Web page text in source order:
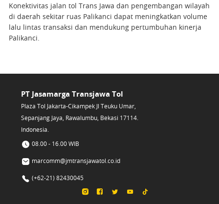
Konektivitas jalan tol Trans Jawa dan pengembangan wilayah
di daerah sekitar ruas Palikanci dapat meningkatkan volume
lalu lintas transaksi dan mendukung pertumbuhan kinerja
Palikanci.
PT Jasamarga Transjawa Tol
Plaza Tol Jakarta-Cikampek Jl Teuku Umar,
Sepanjang Jaya, Rawalumbu, Bekasi 17114.
Indonesia.
08.00 - 16.00 WIB
marcomm@jmtransjawatol.co.id
(+62-21) 82430045